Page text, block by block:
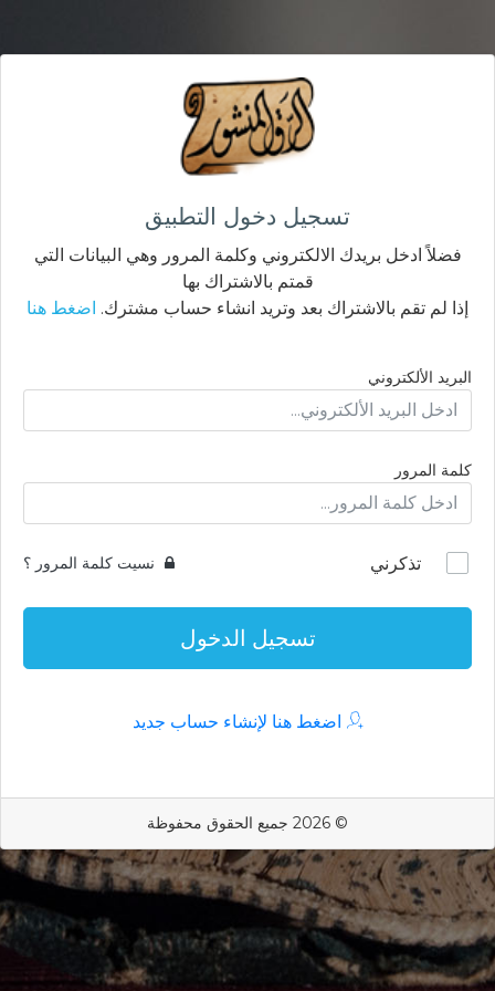
تسجيل دخول التطبيق
فضلاً ادخل بريدك الالكتروني وكلمة المرور وهي البيانات التي
قمتم بالاشتراك بها
إذا لم تقم بالاشتراك بعد وتريد انشاء حساب مشترك. اضغط هنا
البريد الألكتروني
كلمة المرور
تذكرني نسيت كلمة المرور ؟
تسجيل الدخول
اضغط هنا لإنشاء حساب جديد
© 2026 جميع الحقوق محفوظة